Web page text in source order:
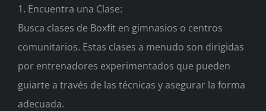
1. Encuentra una Clase:
Busca clases de Boxfit en gimnasios o centros
comunitarios. Estas clases a menudo son dirigidas
por entrenadores experimentados que pueden
guiarte a través de las técnicas y asegurar la forma
adecuada.